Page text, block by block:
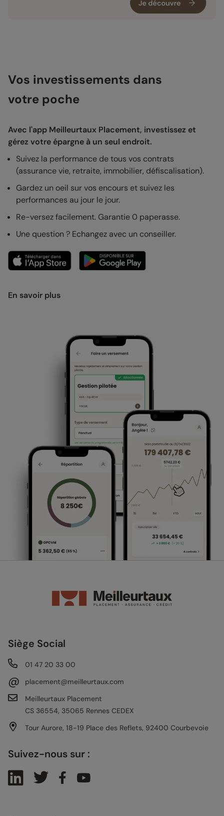
Vos investissements dans
votre poche
Avec l'app Meilleurtaux Placement, investissez et
gérez votre épargne à un seul endroit.
Suivez la performance de tous vos contrats
(assurance vie, retraite, immobilier, défiscalisation).
Gardez un oeil sur vos encours et suivez les
performances au jour le jour.
Re-versez facilement. Garantie 0 paperasse.
Une question ? Echangez avec un conseiller.
En savoir plus
Siège Social
01 47 20 33 00
@
placement@meilleurtaux.com
Meilleurtaux Placement
CS 36554, 35065 Rennes CEDEX
Tour Aurore, 18-19 Place des Reflets, 92400 Courbevoie
Suivez-nous sur :